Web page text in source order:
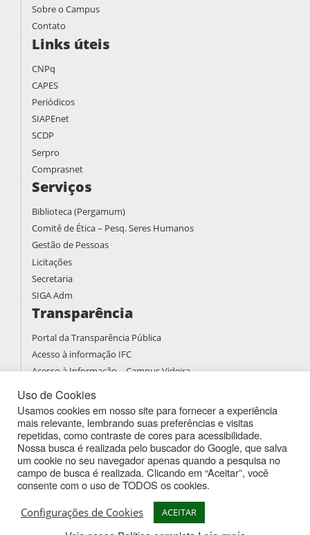
Sobre o Campus
Contato
Links úteis
CNPq
CAPES
Periódicos
SIAPEnet
SCDP
Serpro
Comprasnet
Serviços
Biblioteca (Pergamum)
Comitê de Ética – Pesq. Seres Humanos
Gestão de Pessoas
Licitações
Secretaria
SIGA Adm
Transparência
Portal da Transparência Pública
Acesso à informação IFC
Acesso à Informação – Campus Videira
Prestação de contas
PPPI
Boletins de Serviços
Atividades Docentes
Campus Videira
Rodovia SC 135, km 125 - Bairro Campo Experimental - CEP 89564-
Uso de Cookies
Usamos cookies em nosso site para fornecer a experiência
mais relevante, lembrando suas preferências e visitas
repetidas, como contraste de cores para acessibilidade.
Nossa busca é realizada pelo buscador do Google, que salva
um cookie no seu navegador apenas quando a pesquisa no
campo de busca é realizada. Clicando em “Aceitar”, você
consente com o uso de TODOS os cookies.
Configurações de Cookies ACEITAR